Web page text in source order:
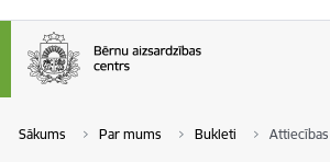
Sākums Par mums Bukleti